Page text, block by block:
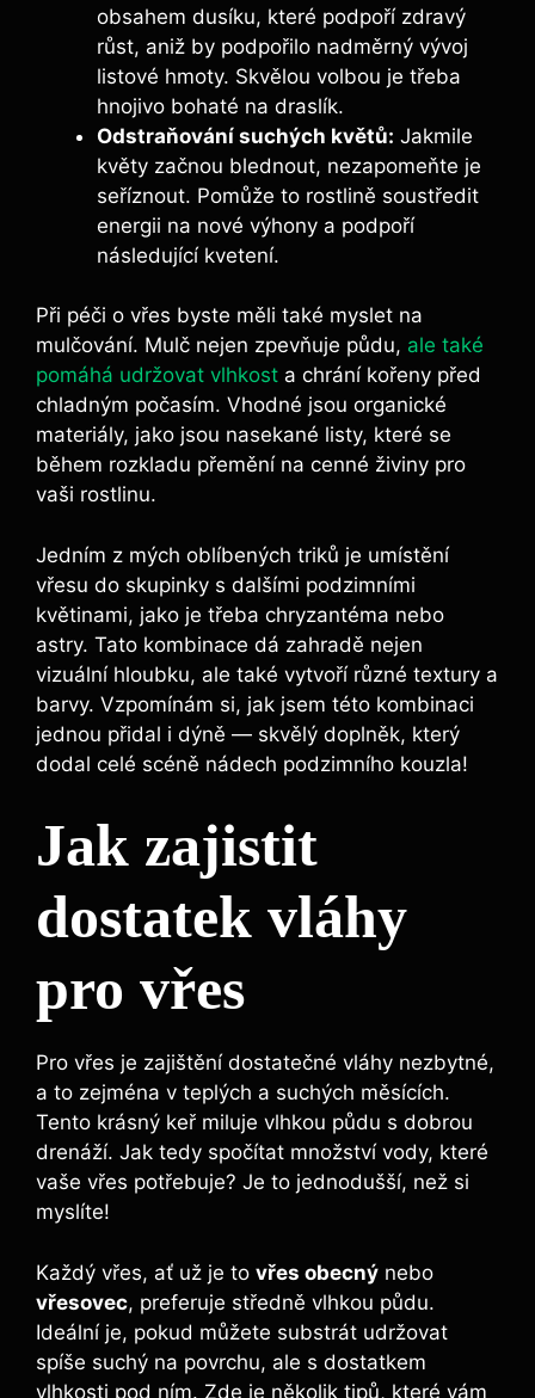
obsahem dusíku, které podpoří zdravý
růst, aniž by podpořilo nadměrný vývoj
listové hmoty. Skvělou volbou je třeba
hnojivo bohaté na draslík.
Odstraňování suchých květů: Jakmile
květy začnou blednout, nezapomeňte je
seříznout. Pomůže to rostlině soustředit
energii na nové výhony a podpoří
následující kvetení.
Při péči o vřes byste měli také myslet na
mulčování. Mulč nejen zpevňuje půdu, ale také
pomáhá udržovat vlhkost a chrání kořeny před
chladným počasím. Vhodné jsou organické
materiály, jako jsou nasekané listy, které se
během rozkladu přemění na cenné živiny pro
vaši rostlinu.
Jedním z mých oblíbených triků je umístění
vřesu do skupinky s dalšími podzimními
květinami, jako je třeba chryzantéma nebo
astry. Tato kombinace dá zahradě nejen
vizuální hloubku, ale také vytvoří různé textury a
barvy. Vzpomínám si, jak jsem této kombinaci
jednou přidal i dýně — skvělý doplněk, který
dodal celé scéně nádech podzimního kouzla!
Jak zajistit
dostatek vláhy
pro vřes
Pro vřes je zajištění dostatečné vláhy nezbytné,
a to zejména v teplých a suchých měsících.
Tento krásný keř miluje vlhkou půdu s dobrou
drenáží. Jak tedy spočítat množství vody, které
vaše vřes potřebuje? Je to jednodušší, než si
myslíte!
Každý vřes, ať už je to vřes obecný nebo
vřesovec, preferuje středně vlhkou půdu.
Ideální je, pokud můžete substrát udržovat
spíše suchý na povrchu, ale s dostatkem
vlhkosti pod ním. Zde je několik tipů, které vám